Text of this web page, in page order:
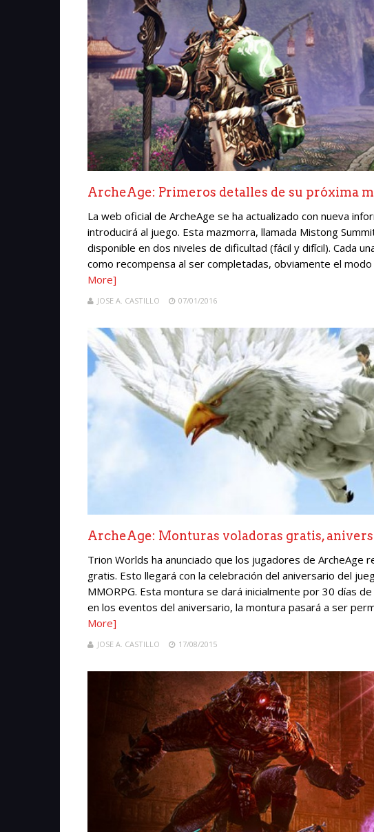
ArcheAge: Primeros detalles de su próxima
La web oficial de ArcheAge se ha actualizado con nueva
introducirá al juego. Esta mazmorra, llamada Mistong
disponible en dos niveles de dificultad (fácil y difícil). Cada
como recompensa al ser completadas, obviamente el
More]
JOSE A. CASTILLO 07/01/2016
ArcheAge: Monturas voladoras gratis,
Trion Worlds ha anunciado que los jugadores de ArcheAge
gratis. Esto llegará con la celebración del aniversario del
MMORPG. Esta montura se dará inicialmente por 30 días
en los eventos del aniversario, la montura pasará a ser
More]
JOSE A. CASTILLO 17/08/2015